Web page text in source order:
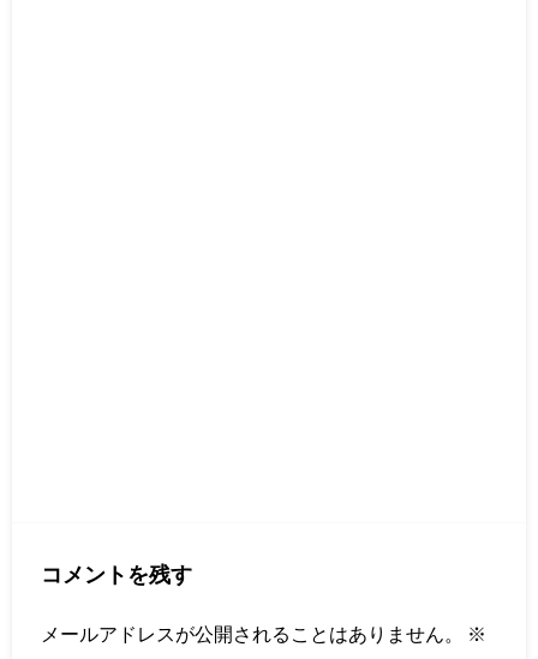
コメントを残す
メールアドレスが公開されることはありません。
※